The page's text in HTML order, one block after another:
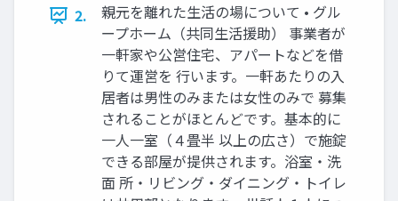
2.
親元を離れた生活の場について • グル
ープホーム（共同生活援助） 事業者が
一軒家や公営住宅、アパートなどを借
りて運営を 行います。一軒あたりの入
居者は男性のみまたは女性のみで 募集
されることがほとんどです。基本的に
一人一室（４畳半 以上の広さ）で施錠
できる部屋が提供されます。浴室・洗
面 所・リビング・ダイニング・トイレ